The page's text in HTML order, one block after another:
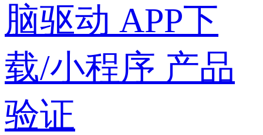
脑驱动 APP下
载/小程序 产品
验证